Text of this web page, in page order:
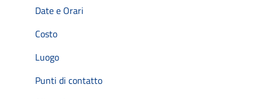
Date e Orari
Costo
Luogo
Punti di contatto